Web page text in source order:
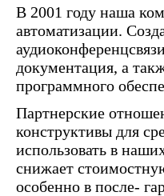
В 2001 году наша
автоматизации.
документация, а
программного
Партнерские
конструктивы для
использовать в
снижает
особенно в после-